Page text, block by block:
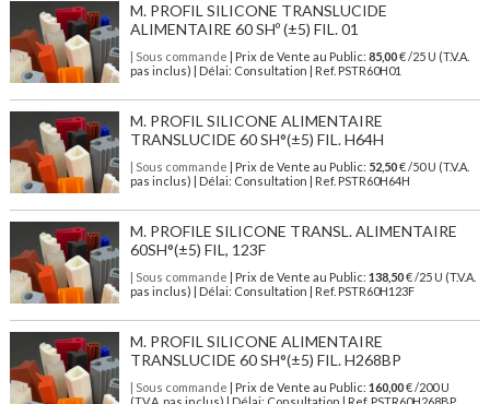
M. PROFIL SILICONE TRANSLUCIDE
ALIMENTAIRE 60 SHº (±5) FIL. 01
| Sous commande | Prix de Vente au Public: 85,00€ /25 U (T.V.A.
pas inclus) | Délai: Consultation | Ref. PSTR60H01
M. PROFIL SILICONE ALIMENTAIRE
TRANSLUCIDE 60 SH°(±5) FIL. H64H
| Sous commande | Prix de Vente au Public: 52,50€ /50 U (T.V.A.
pas inclus) | Délai: Consultation | Ref. PSTR60H64H
M. PROFILE SILICONE TRANSL. ALIMENTAIRE
60SH°(±5) FIL, 123F
| Sous commande | Prix de Vente au Public: 138,50€ /25 U (T.V.A.
pas inclus) | Délai: Consultation | Ref. PSTR60H123F
M. PROFIL SILICONE ALIMENTAIRE
TRANSLUCIDE 60 SH°(±5) FIL. H268BP
| Sous commande | Prix de Vente au Public: 160,00€ /200 U